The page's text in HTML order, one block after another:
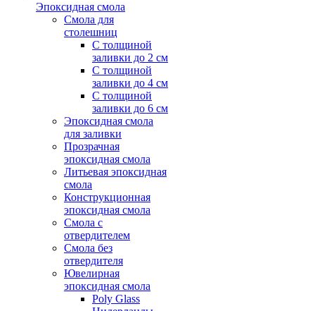
Эпоксидная смола
Смола для
столешниц
С толщиной
заливки до 2 см
С толщиной
заливки до 4 см
С толщиной
заливки до 6 см
Эпоксидная смола
для заливки
Прозрачная
эпоксидная смола
Литьевая эпоксидная
смола
Конструкционная
эпоксидная смола
Смола с
отвердителем
Смола без
отвердителя
Ювелирная
эпоксидная смола
Poly Glass